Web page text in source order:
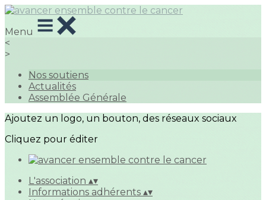
Menu
<
>
Nos soutiens
Actualités
Assemblée Générale
Ajoutez un logo, un bouton, des réseaux sociaux
Cliquez pour éditer
L'association ▴▾
Informations adhérents ▴▾